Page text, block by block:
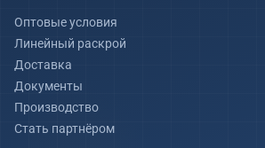
Оптовые условия
Линейный раскрой
Доставка
Документы
Производство
Стать партнёром